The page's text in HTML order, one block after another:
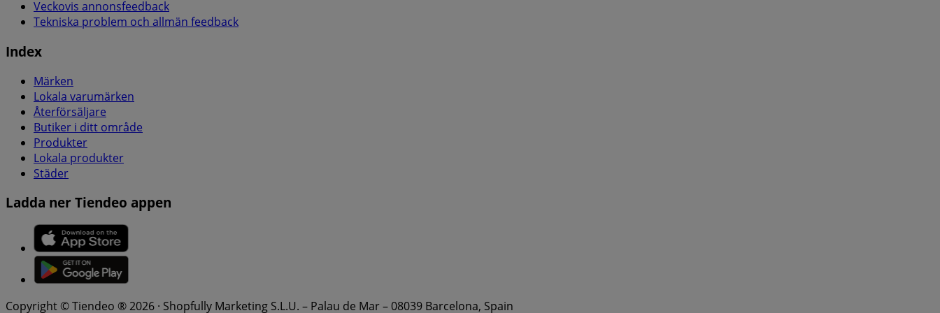
Veckovis annonsfeedback
Tekniska problem och allmän feedback
Index
Märken
Lokala varumärken
Återförsäljare
Butiker i ditt område
Produkter
Lokala produkter
Städer
Ladda ner Tiendeo appen
Copyright © Tiendeo ® 2026 · Shopfully Marketing S.L.U. – Palau de Mar – 08039 Barcelona, Spain